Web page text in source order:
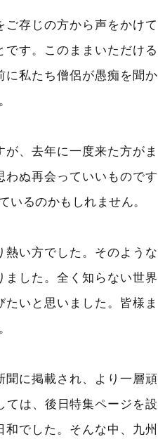
存じの方から声をかけて
す。このままいただける
に私たち僧侶が愚痴を聞か
、去年に一度来た方がま
わぬ再会っていいものです
いるのかもしれません。
い方でした。そのような
ました。全く知らない世界
いと思いました。皆様ま
聞に掲載され、より一層頑
ては、後日特集ページを設
でした。そんな中、九州